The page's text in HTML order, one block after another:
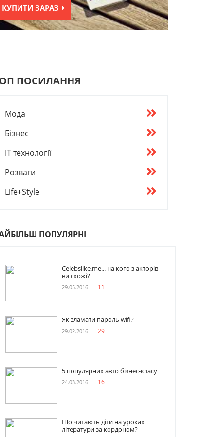
КУПИТИ ЗАРАЗ
ПОСИЛАННЯ
Мода
Бізнес
IT технології
Розваги
Life+Style
ПОПУЛЯРНІ
Celebslike.me... на кого з акторів
ви схожі?
29.05.2016 11
Як зламати пароль wifi?
29.02.2016 29
5 популярних авто бізнес-класу
24.03.2016 16
Що читають діти на уроках
літератури за кордоном?